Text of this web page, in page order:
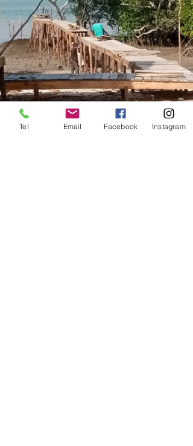
Tel Email Facebook Instagram